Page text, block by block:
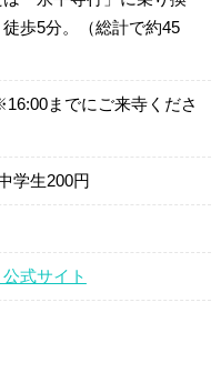
歩5分。（総計で約45
までにご来寺くださ
学生200円
式サイト